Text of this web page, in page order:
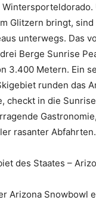
Glitzern bringt,
unterwegs. Das
Berge Sunrise
3.400 Metern. Ein
runden das
checkt in die
rasanter Abfahrten.
des Staates –
Arizona Snowbowl